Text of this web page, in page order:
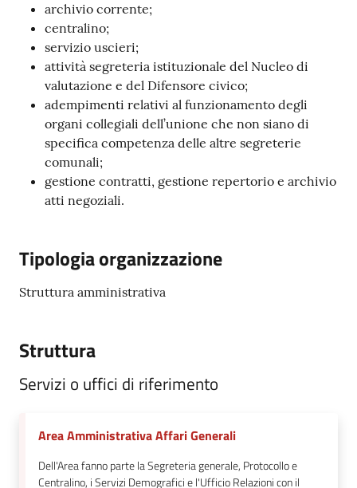
archivio corrente;
centralino;
servizio uscieri;
attività segreteria istituzionale del Nucleo di
valutazione e del Difensore civico;
adempimenti relativi al funzionamento degli
organi collegiali dell’unione che non siano di
specifica competenza delle altre segreterie
comunali;
gestione contratti, gestione repertorio e archivio
atti negoziali.
Tipologia organizzazione
Struttura amministrativa
Struttura
Servizi o uffici di riferimento
Area Amministrativa Affari Generali
Dell'Area fanno parte la Segreteria generale, Protocollo e
Centralino, i Servizi Demografici e l'Ufficio Relazioni con il